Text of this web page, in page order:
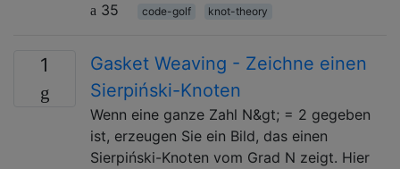
35
code-golf knot-theory
1
Gasket Weaving - Zeichne einen
Sierpiński-Knoten
Wenn eine ganze Zahl N&gt; = 2 gegeben
ist, erzeugen Sie ein Bild, das einen
Sierpiński-Knoten vom Grad N zeigt. Hier